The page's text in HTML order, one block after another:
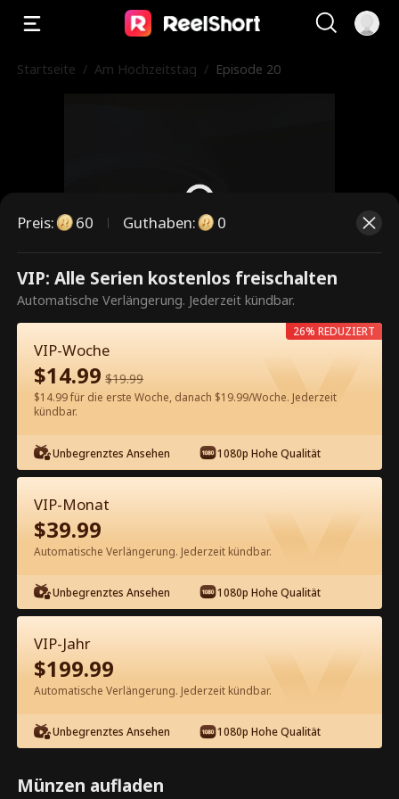
Startseite / Am Hochzeitstag / Episode 20
Dies ist eine kostenpflichtige
Episode. Bitte entsperren, um
60 Jetzt entsperren
Kostenlos in der App ansehen
Episode 20 - Am Hochzeitstag
Kompletter Film
1-50
20 21 22 23 24
Preis: 60 Guthaben: 0
VIP: Alle Serien kostenlos freischalten
Automatische Verlängerung. Jederzeit kündbar.
VIP-Woche
$14.99 $19.99
$14.99 für die erste Woche, danach $19.99/Woche. Jederzeit
kündbar.
Unbegrenztes Ansehen 1080p Hohe Qualität
26% REDUZIERT
VIP-Monat
$39.99
Automatische Verlängerung. Jederzeit kündbar.
Unbegrenztes Ansehen 1080p Hohe Qualität
VIP-Jahr
$199.99
Automatische Verlängerung. Jederzeit kündbar.
Unbegrenztes Ansehen 1080p Hohe Qualität
Münzen aufladen